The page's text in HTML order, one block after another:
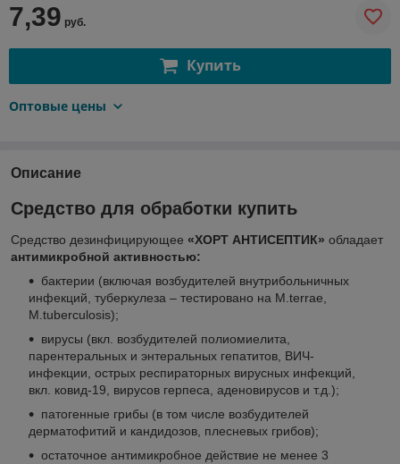
7,39 руб.
Купить
Оптовые цены
Описание
Средство для обработки купить
Средство дезинфицирующее «ХОРТ АНТИСЕПТИК» обладает
антимикробной активностью:
бактерии (включая возбудителей внутрибольничных
инфекций, туберкулеза – тестировано на М.terrae,
M.tuberculosis);
вирусы (вкл. возбудителей полиомиелита,
парентеральных и энтеральных гепатитов, ВИЧ-
инфекции, острых респираторных вирусных инфекций,
вкл. ковид-19, вирусов герпеса, аденовирусов и т.д.);
патогенные грибы (в том числе возбудителей
дерматофитий и кандидозов, плесневых грибов);
остаточное антимикробное действие не менее 3